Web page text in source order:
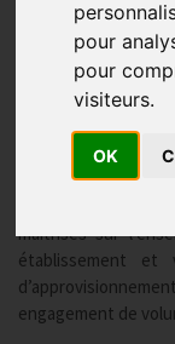
pour
pour
visiteurs.
OK
BSR
BSR vous
fournisseurs
restauration :
des tarifs
maitrisés sur
établissement et
engagement de